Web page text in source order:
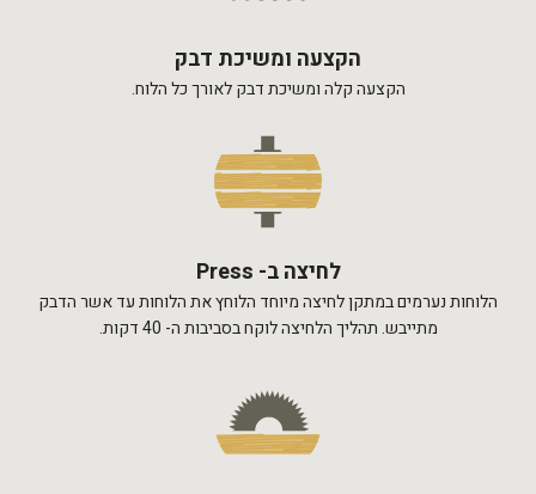
הקצעה ומשיכת דבק
הקצעה קלה ומשיכת דבק לאורך כל הלוח.
לחיצה ב- Press
הלוחות נערמים במתקן לחיצה מיוחד הלוחץ את הלוחות עד אשר הדבק
מתייבש. תהליך הלחיצה לוקח בסביבות ה- 40 דקות.